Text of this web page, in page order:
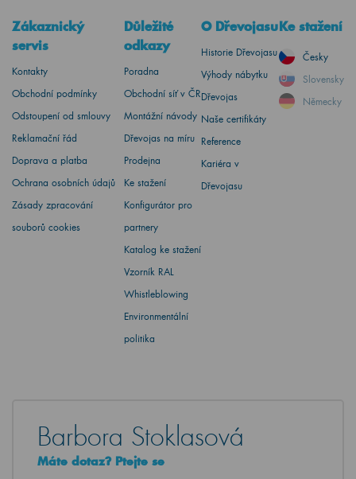
Zákaznický
servis
Kontakty
Obchodní podmínky
Odstoupení od smlouvy
Reklamační řád
Doprava a platba
Ochrana osobních údajů
Zásady zpracování
souborů cookies
Důležité
odkazy
Poradna
Obchodní síť v ČR
Montážní návody
Dřevojas na míru
Prodejna
Ke stažení
Konfigurátor pro
partnery
Katalog ke stažení
Vzorník RAL
Whistleblowing
Environmentální
politika
O Dřevojasu
Historie Dřevojasu
Výhody nábytku
Dřevojas
Naše certifikáty
Reference
Kariéra v
Dřevojasu
Ke stažení
Česky
Slovensky
Německy
Barbora Stoklasová
Máte dotaz? Ptejte se